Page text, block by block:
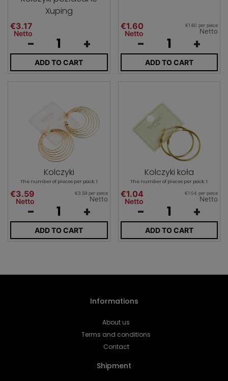
Xuping
€3.17
Netto
- +
ADD TO CART
€1.60
Netto
€1.60 per piece
Netto
- +
ADD TO CART
Kolczyki
The number of pieces per pack: 1
€3.59
Netto
€3.59 per piece
Netto
- +
ADD TO CART
Kolczyki koła
The number of pieces per pack: 1
€1.04
Netto
€1.04 per piece
Netto
- +
ADD TO CART
Informations
About us
Terms and conditions
Contact
Shipment